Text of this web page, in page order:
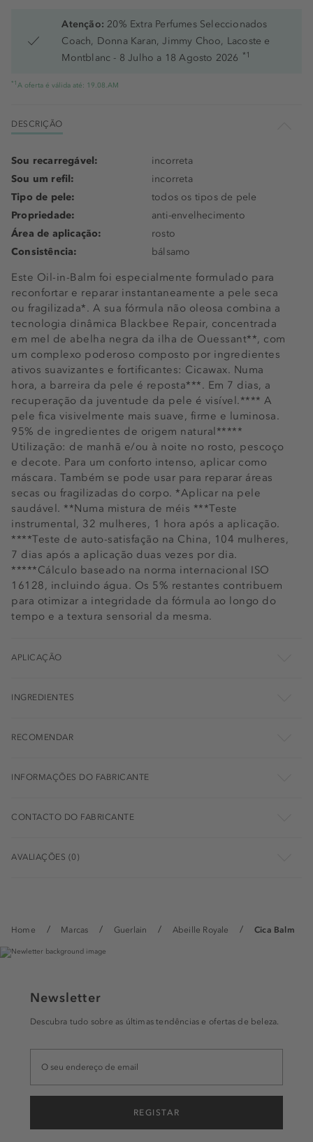
Home Marcas Guerlain Abeille Royale Cica Balm
Atenção: 20% Extra Perfumes Seleccionados
Coach, Donna Karan, Jimmy Choo, Lacoste e
Montblanc - 8 Julho a 18 Agosto 2026 *1
*1 A oferta é válida até: 19.08.AM
DESCRIÇÃO
Este Oil-in-Balm foi especialmente formulado para
reconfortar e reparar instantaneamente a pele seca
ou fragilizada*. A sua fórmula não oleosa combina a
tecnologia dinâmica Blackbee Repair, concentrada
em mel de abelha negra da ilha de Ouessant**, com
um complexo poderoso composto por ingredientes
ativos suavizantes e fortificantes: Cicawax. Numa
hora, a barreira da pele é reposta***. Em 7 dias, a
recuperação da juventude da pele é visível.**** A
pele fica visivelmente mais suave, firme e luminosa.
95% de ingredientes de origem natural*****
Utilização: de manhã e/ou à noite no rosto, pescoço
e decote. Para um conforto intenso, aplicar como
máscara. Também se pode usar para reparar áreas
secas ou fragilizadas do corpo. *Aplicar na pele
saudável. **Numa mistura de méis ***Teste
instrumental, 32 mulheres, 1 hora após a aplicação.
****Teste de auto-satisfação na China, 104 mulheres,
7 dias após a aplicação duas vezes por dia.
*****Cálculo baseado na norma internacional ISO
16128, incluindo água. Os 5% restantes contribuem
para otimizar a integridade da fórmula ao longo do
tempo e a textura sensorial da mesma.
Sou recarregável:
incorreta
Sou um refil:
incorreta
Tipo de pele:
todos os tipos de pele
Propriedade:
anti-envelhecimento
Área de aplicação:
rosto
Consistência:
bálsamo
APLICAÇÃO
INGREDIENTES
RECOMENDAR
INFORMAÇÕES DO FABRICANTE
CONTACTO DO FABRICANTE
AVALIAÇÕES (0)
Newsletter
Descubra tudo sobre as últimas tendências e ofertas de beleza.
REGISTAR